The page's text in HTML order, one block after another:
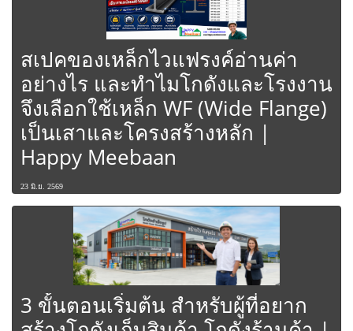
สเปคของเหล็กไวแฟรงค์อ่านค่า
อย่างไร และทำไมโกดังและโรงงาน
จึงเลือกใช้เหล็ก WF (Wide Flange)
เป็นเสาและโครงสร้างหลัก |
Happy Meebaan
23 มิ.ย. 2569
3 ขั้นตอนเริ่มต้น สำหรับผู้ที่อยาก